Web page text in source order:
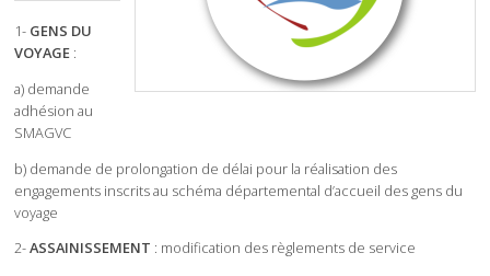
1- GENS DU
VOYAGE:
a) demande
adhésion au
SMAGVC
b) demande de prolongation de délai pour la réalisation des
engagements inscrits au schéma départemental d’accueil des gens du
voyage
2-ASSAINISSEMENT : modification des règlements de service